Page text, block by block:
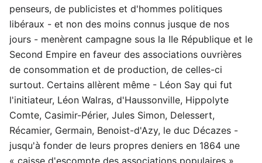
penseurs, de publicistes et d'hommes politiques
libéraux - et non des moins connus jusque de nos
jours - menèrent campagne sous la IIe République et le
Second Empire en faveur des associations ouvrières
de consommation et de production, de celles-ci
surtout. Certains allèrent même - Léon Say qui fut
l'initiateur, Léon Walras, d'Haussonville, Hippolyte
Comte, Casimir-Périer, Jules Simon, Delessert,
Récamier, Germain, Benoist-d'Azy, le duc Décazes -
jusqu'à fonder de leurs propres deniers en 1864 une
« caisse d'escompte des associations populaires »